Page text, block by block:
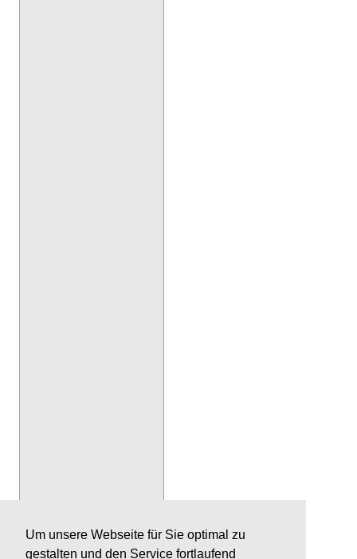
Um unsere Webseite für Sie optimal zu
gestalten und den Service fortlaufend